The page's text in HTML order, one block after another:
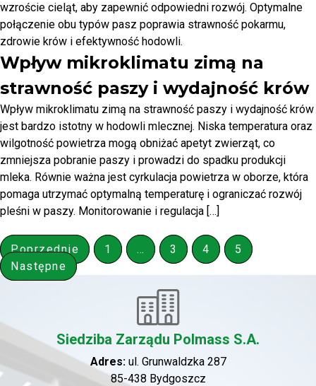
wzroście cieląt, aby zapewnić odpowiedni rozwój. Optymalne
połączenie obu typów pasz poprawia strawność pokarmu,
zdrowie krów i efektywność hodowli.
Wpływ mikroklimatu zimą na
strawność paszy i wydajność krów
Wpływ mikroklimatu zimą na strawność paszy i wydajność krów
jest bardzo istotny w hodowli mlecznej. Niska temperatura oraz
wilgotność powietrza mogą obniżać apetyt zwierząt, co
zmniejsza pobranie paszy i prowadzi do spadku produkcji
mleka. Równie ważna jest cyrkulacja powietrza w oborze, która
pomaga utrzymać optymalną temperaturę i ograniczać rozwój
pleśni w paszy. Monitorowanie i regulacja […]
Stronicowanie
wpisów
Poprzednie 1 … 3 4
5
Następne
Siedziba Zarządu Polmass S.A.
Adres:ul. Grunwaldzka 287
85-438 Bydgoszcz